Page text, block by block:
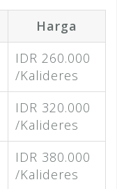
Harga
IDR 260.000
/Kalideres
IDR 320.000
/Kalideres
IDR 380.000
/Kalideres